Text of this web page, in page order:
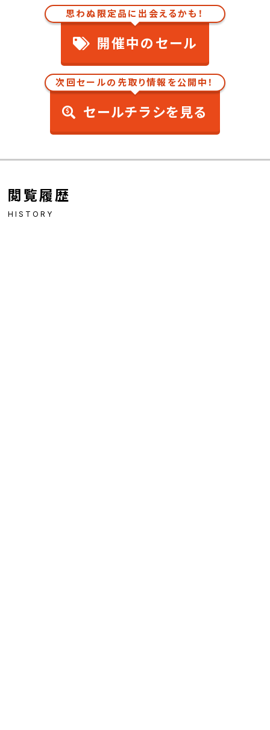
思わぬ限定品に出会えるかも！
開催中のセール
次回セールの先取り情報を公開中！
セールチラシを見る
閲覧履歴
HISTORY